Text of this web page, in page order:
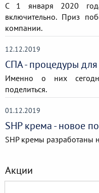
С 1 января 2020
включительно. Приз
компании.
12.12.2019
СПА - процедуры для
Именно о них
поделиться.
01.12.2019
SHP крема - новое
SHP кремы разработаны
Акции